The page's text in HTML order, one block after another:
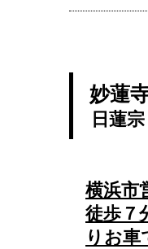
妙蓮
日蓮宗
横浜市
徒歩７
りお車